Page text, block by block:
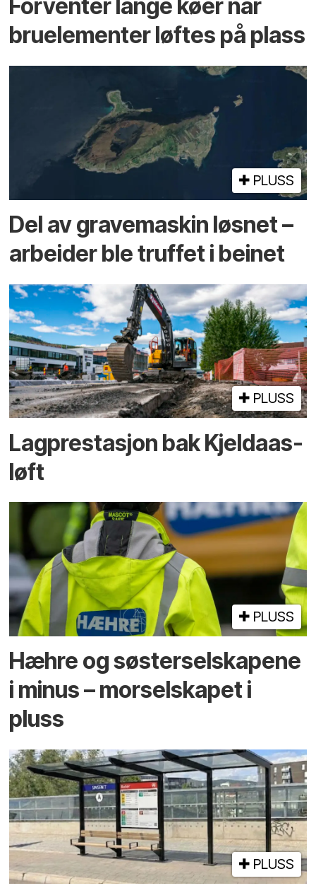
Forventer lange køer når
bru­elementer løftes på plass
PLUSS
Del av grave­maskin løsnet –
arbeider ble truffet i beinet
PLUSS
Lagprestasjon bak Kjeldaas-
løft
PLUSS
Hæhre og søster­selskapene
i minus – mor­selskapet i
pluss
PLUSS